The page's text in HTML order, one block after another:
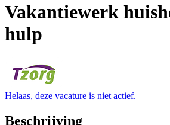
Vakantiewerk
hulp
Helaas, deze vacature is niet actief.
Beschrijving